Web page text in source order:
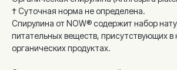
† Суточная норма не определена.
Спирулина от NOW® содержит набор
питательных веществ, присутствующих в
органических продуктах.